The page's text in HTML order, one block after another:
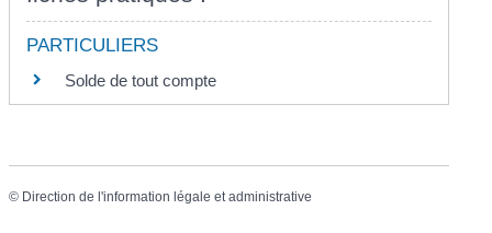
PARTICULIERS
Solde de tout compte
© Direction de l'information légale et administrative